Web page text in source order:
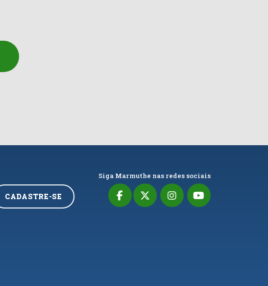
CADASTRE-SE
Siga Marmuthe nas redes sociais